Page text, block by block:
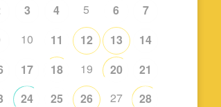
3 4 5 6
7
10 11 12 13
14
17 18 19 20
21
24 25 26 27
28